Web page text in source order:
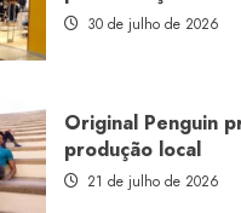
estoque
consignado30 de julho de 2026
Original Penguin
produção local
21 de julho de 2026